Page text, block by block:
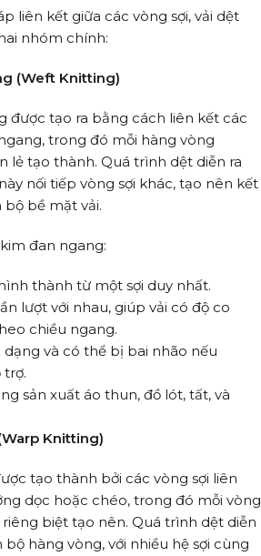
liên kết giữa các vòng sợi, vải dệt
nhóm chính:
(Weft Knitting)
được tạo ra bằng cách liên kết các
trong đó mỗi hàng vòng
lẻ tạo thành. Quá trình dệt diễn ra
nối tiếp vòng sợi khác, tạo nên kết
bề mặt vải.
đan ngang:
thành từ một sợi duy nhất.
lượt với nhau, giúp vải có độ co
chiều ngang.
dạng và có thể bị bai nhão nếu
sản xuất áo thun, đồ lót, tất, và
Knitting)
tạo thành bởi các vòng sợi liên
dọc hoặc chéo, trong đó mỗi vòng
biệt tạo nên. Quá trình dệt diễn
hàng vòng, với nhiều hệ sợi cùng